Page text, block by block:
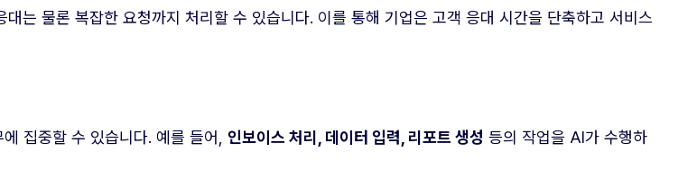
대는 물론 복잡한 요청까지 처리할 수 있습니다. 이를 통해 기업은 고객 응대 시간을 단축하고 서비스
집중할 수 있습니다. 예를 들어, 인보이스 처리, 데이터 입력, 리포트 생성 등의 작업을 AI가 수행하